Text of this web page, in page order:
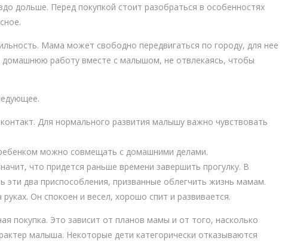
дольше. Перед покупкой стоит разобраться в особенностях
Мама может свободно передвигаться по городу, для нее
домашнюю работу вместе с малышом, не отвлекаясь, чтобы
Для нормального развития малышу важно чувствовать
можно совмещать с домашними делами.
что придется раньше времени завершить прогулку. В
два приспособления, призванные облегчить жизнь мамам.
Он спокоен и весел, хорошо спит и развивается.
покупка. Это зависит от планов мамы и от того, насколько
малыша. Некоторые дети категорически отказываются